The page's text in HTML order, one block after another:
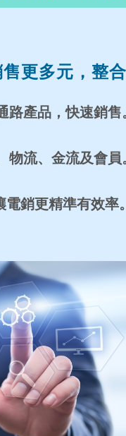
更多元，整合
產品，快速銷售
流、金流及會員
銷更精準有效率。